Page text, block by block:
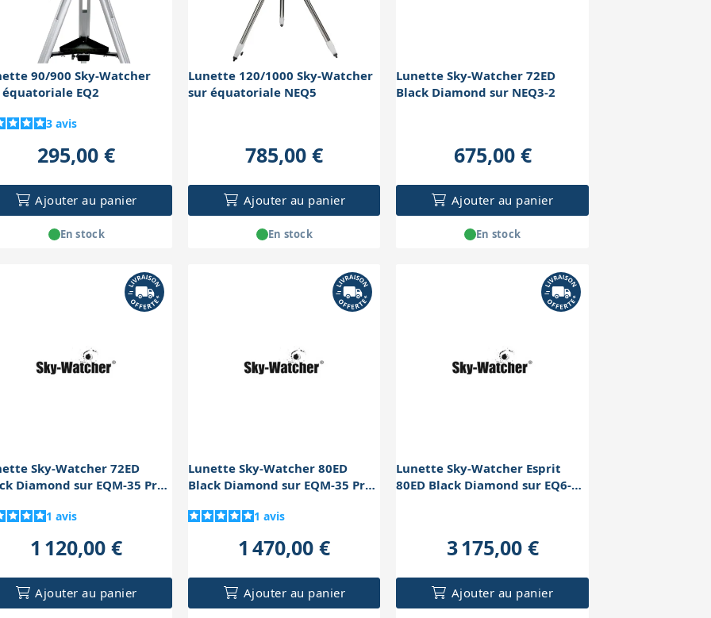
90/900 Sky-Watcher
EQ2
3avis
295,00 €
Ajouter au panier
En stock
Lunette 120/1000 Sky-Watcher
sur équatoriale NEQ5
785,00 €
Ajouter au panier
En stock
Lunette Sky-Watcher 72ED
Black Diamond sur NEQ3-2
675,00 €
Ajouter au panier
En stock
Sky-Watcher 72ED
Diamond sur EQM-35 Pro
1avis
1 120,00 €
Ajouter au panier
Lunette Sky-Watcher 80ED
Black Diamond sur EQM-35 Pro
1avis
1 470,00 €
Ajouter au panier
Lunette Sky-Watcher Esprit
80ED Black Diamond sur EQ6-R
3 175,00 €
Ajouter au panier